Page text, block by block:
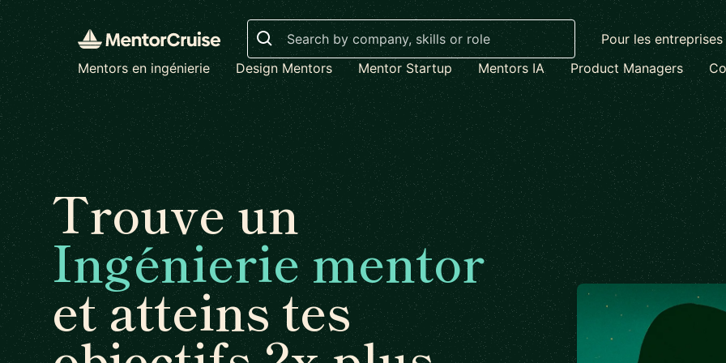
Search
Pour les entreprises
Mentors en ingénierie
Design Mentors Mentor Startup Mentors IA Product Managers
Trouve un
Ingénierie mentor
et atteins tes